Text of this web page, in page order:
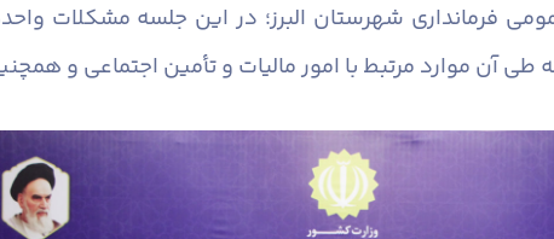
فرمانداری شهرستان البرز؛ در این جلسه مشکلات
طی آن موارد مرتبط با امور مالیات و تأمین اجتماعی و